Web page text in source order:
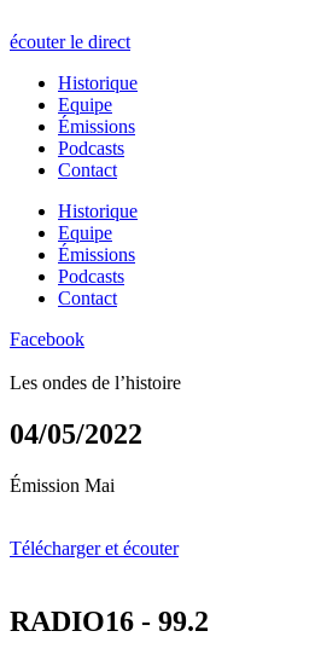
écouter le direct
Historique
Equipe
Émissions
Podcasts
Contact
Historique
Equipe
Émissions
Podcasts
Contact
Facebook
Les ondes de l’histoire
04/05/2022
Émission Mai
Télécharger et écouter
RADIO16 - 99.2